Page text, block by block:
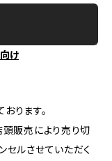
け
ります。
頭販売により売り切
セルさせていただく